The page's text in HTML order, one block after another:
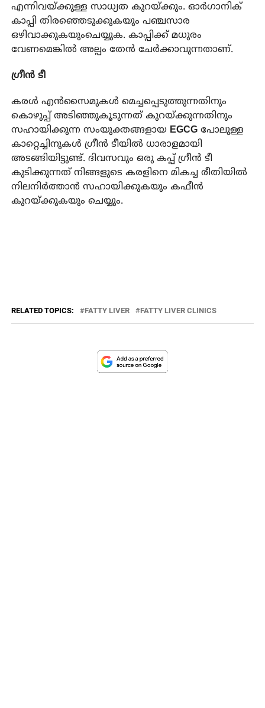
എന്നിവയ്ക്കുള്ള സാധ്യത കുറയ്ക്കും. ഓര്‍ഗാനിക്
കാപ്പി തിരഞ്ഞെടുക്കുകയും പഞ്ചസാര
ഒഴിവാക്കുകയുംചെയ്യുക. കാപ്പിക്ക് മധുരം
വേണമെങ്കില്‍ അല്പം തേന്‍ ചേര്‍ക്കാവുന്നതാണ്.
ഗ്രീന്‍ ടീ
കരള്‍ എന്‍സൈമുകള്‍ മെച്ചപ്പെടുത്തുന്നതിനും
കൊഴുപ്പ് അടിഞ്ഞുകൂടുന്നത് കുറയ്ക്കുന്നതിനും
സഹായിക്കുന്ന സംയുക്തങ്ങളായ EGCGപോലുള്ള
കാറ്റെച്ചിനുകള്‍ ഗ്രീന്‍ ടീയില്‍ ധാരാളമായി
അടങ്ങിയിട്ടുണ്ട്. ദിവസവും ഒരു കപ്പ് ഗ്രീന്‍ ടീ
കുടിക്കുന്നത് നിങ്ങളുടെ കരളിനെ മികച്ച രീതിയില്‍
നിലനിര്‍ത്താന്‍ സഹായിക്കുകയും കഫീന്‍
കുറയ്ക്കുകയും ചെയ്യും.
RELATED TOPICS: FATTY LIVER FATTY LIVER CLINICS